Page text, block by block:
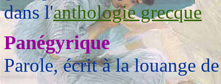
dans l'anthologie grecque
Panégyrique
Parole, écrit à la louange